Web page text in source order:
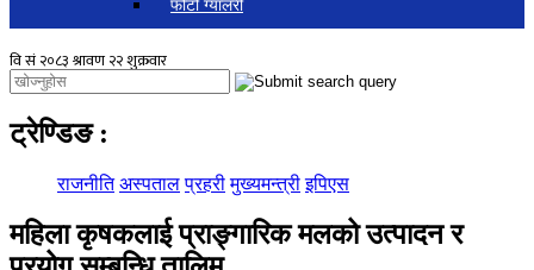
फोटो ग्यालरी
ट्रेण्डिङ :
राजनीति अस्पताल प्रहरी मुख्यमन्त्री इपिएस
महिला कृषकलाई प्राङ्गारिक मलको उत्पादन र